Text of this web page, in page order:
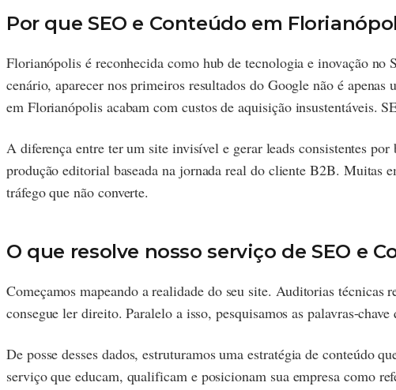
Por que SEO e Conteúdo em
Florianópolis é reconhecida como hub de tecnologia e inovação
cenário, aparecer nos primeiros resultados do Google não é
em Florianópolis acabam com custos de aquisição insustentáveis.
A diferença entre ter um site invisível e gerar leads consistentes
produção editorial baseada na jornada real do cliente B2B. Muitas
tráfego que não converte.
O que resolve nosso serviço de SEO e
Começamos mapeando a realidade do seu site. Auditorias
consegue ler direito. Paralelo a isso, pesquisamos as palavras-
De posse desses dados, estruturamos uma estratégia de conteúdo
serviço que educam, qualificam e posicionam sua empresa como